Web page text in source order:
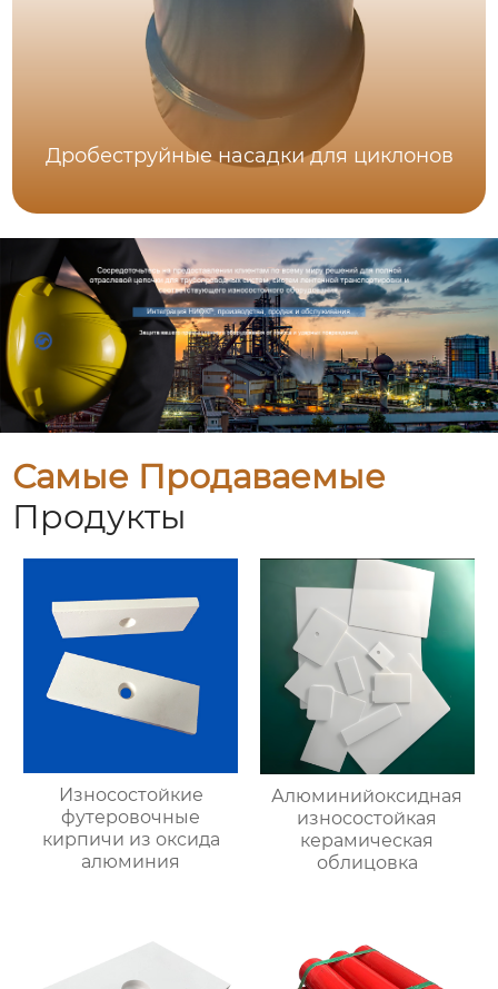
Дробеструйные насадки для циклонов
Самые Продаваемые
Продукты
Износостойкие
футеровочные
кирпичи из оксида
алюминия
Алюминийоксидная
износостойкая
керамическая
облицовка